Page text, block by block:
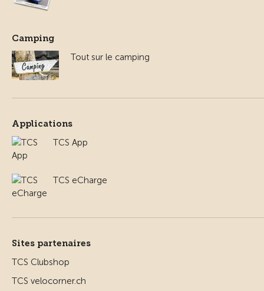
Camping
Tout sur le camping
Applications
TCS App
TCS eCharge
Sites partenaires
TCS Clubshop
TCS velocorner.ch